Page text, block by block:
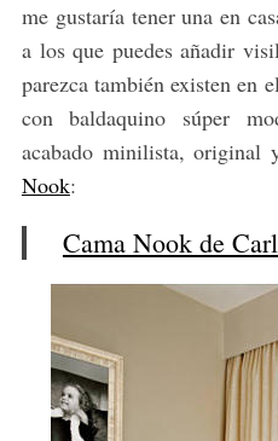
me gustaría tener una en
a los que puedes añadir
parezca también existen en
con baldaquino súper
acabado minilista,
Nook:
Cama Nook de
e
a
c
f
: